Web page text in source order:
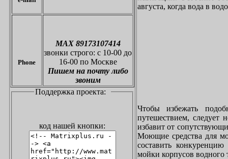
Phone
МАХ 89173107414
звонки строго: с 10-00 до
16-00 по Москве
Пишем на почту либо
звоним
Поддержка проекта:
код нашей кнопки:
августа, когда вода в
Чтобы избежать
путешествием, следует
избавит от
Моющие средства для
составить
мойки корпусов водного